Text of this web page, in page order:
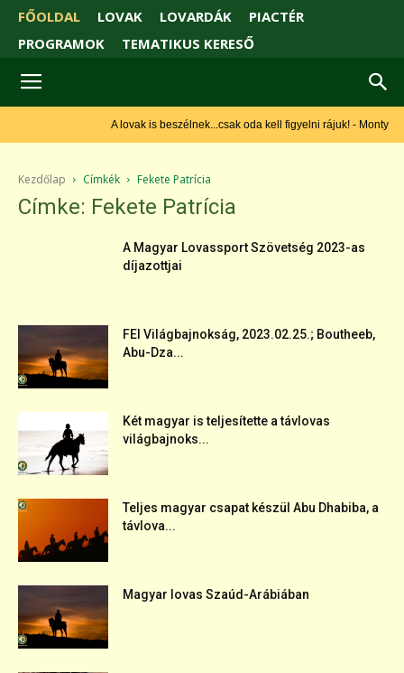
FŐOLDAL LOVAK LOVARDÁK
PIACTÉR
PROGRAMOK
TEMATIKUS KERESŐ
A lovak is beszélnek...csak oda kell figyelni rájuk! - Monty Roberts
Kezdőlap Címkék Fekete Patrícia
Címke: Fekete Patrícia
A Magyar Lovassport Szövetség 2023-as
díjazottjai
FEI Világbajnokság, 2023.02.25.; Boutheeb,
Abu-Dza...
Két magyar is teljesítette a távlovas
világbajnoks...
Teljes magyar csapat készül Abu Dhabiba, a
távlova...
Magyar lovas Szaúd-Arábiában